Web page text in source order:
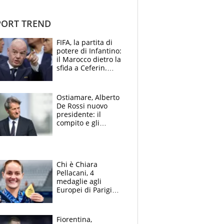
TREND
FIFA, la partita di
potere di Infantino:
il Marocco dietro la
sfida a Ceferin.
squadre, l’ira di Figo
Ostiamare, Alberto
De Rossi nuovo
presidente: il
compito e gli
Chi è Chiara
Pellacani, 4
medaglie agli
Europei di Parigi
giornalista, mamma
Fiorentina,